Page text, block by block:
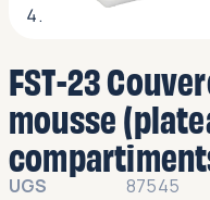
FST-23
mousse
UGS
87545